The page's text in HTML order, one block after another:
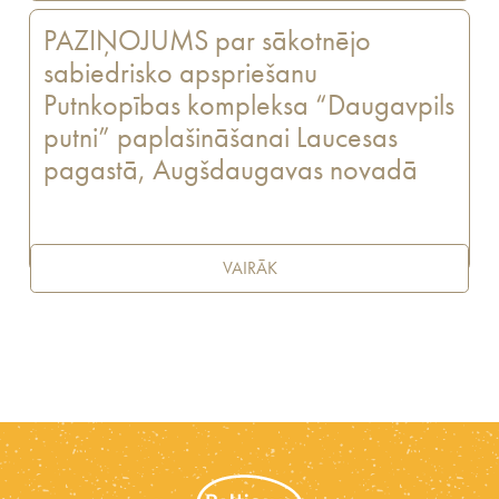
PAZIŅOJUMS par sākotnējo
sabiedrisko apspriešanu
Putnkopības kompleksa “Daugavpils
putni” paplašināšanai Laucesas
pagastā, Augšdaugavas novadā
VAIRĀK